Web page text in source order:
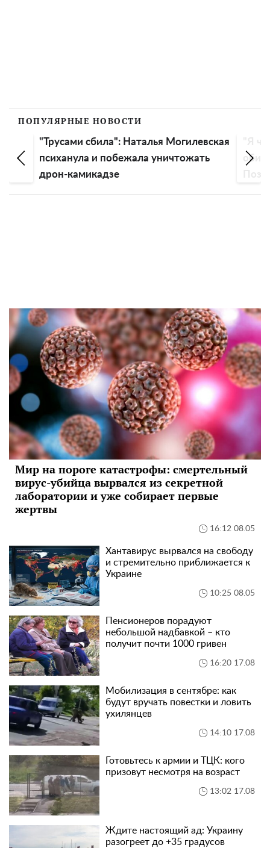
ПОПУЛЯРНЫЕ НОВОСТИ
"Трусами сбила": Наталья Могилевская
психанула и побежала уничтожать
дрон-камикадзе
Мир на пороге катастрофы: смертельный
вирус-убийца вырвался из секретной
лаборатории и уже собирает первые
жертвы
16:12 08.05
Хантавирус вырвался на свободу
и стремительно приближается к
Украине
10:25 08.05
Пенсионеров порадуют
небольшой надбавкой – кто
получит почти 1000 гривен
16:20 17.08
Мобилизация в сентябре: как
будут вручать повестки и ловить
ухилянцев
14:10 17.08
Готовьтесь к армии и ТЦК: кого
призовут несмотря на возраст
13:02 17.08
Ждите настоящий ад: Украину
разогреет до +35 градусов